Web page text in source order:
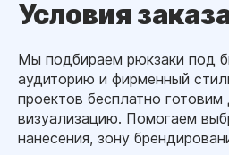
Условия
Мы подбираем рюкзаки под
аудиторию и фирменный
проектов бесплатно
визуализацию. Помогаем
нанесения, зону